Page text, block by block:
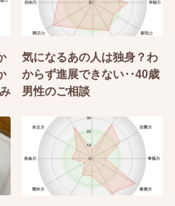
気になるあの人は独身？わ
からず進展できない‥40歳
男性のご相談